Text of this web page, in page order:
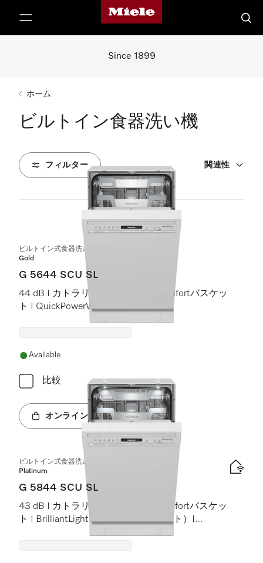
Mieleのホームページ
検索
Since 1899
ホーム
ビルトイン食器洗い機
フィルター 関連性
19 製品
ビルトイン式食器洗い機（45 cm）
Gold
G 5644 SCU SL
44 dB I カトラリートレイ I ExtraComfortバスケッ
ト I QuickPowerWash I AutoOpen
Available
比較
オンラインショップへ
ビルトイン式食器洗い機（45 cm）
Platinum
G 5844 SCU SL
43 dB I カトラリートレイ I MaxiComfortバスケッ
ト I BrilliantLight（ブリリアントライト）I